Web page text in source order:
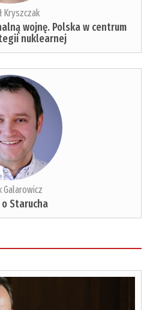
Kryszczak
wojnę. Polska w centrum
nuklearnej
Galarowicz
Starucha